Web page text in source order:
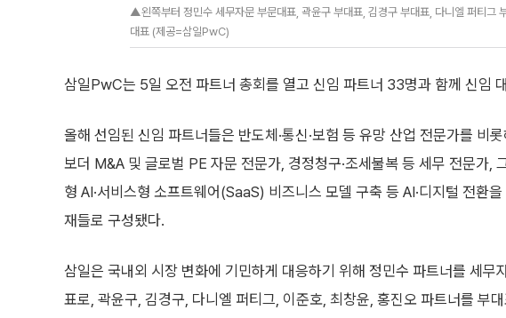
▲왼쪽부터 정민수 세무자문 부문대표, 곽윤구 부대표, 김경구 부대표, 다니엘 퍼티그
대표 (제공=삼일PwC)
삼일PwC는 5일 오전 파트너 총회를 열고 신임 파트너 33명과 함께 신임
올해 선임된 신임 파트너들은 반도체·통신·보험 등 유망 산업 전문가를 비
보더 M&A 및 글로벌 PE 자문 전문가, 경정청구·조세불복 등 세무 전문가,
형 AI·서비스형 소프트웨어(SaaS) 비즈니스 모델 구축 등 AI·디지털 전환을
재들로 구성됐다.
삼일은 국내외 시장 변화에 기민하게 대응하기 위해 정민수 파트너를 세무
표로, 곽윤구, 김경구, 다니엘 퍼티그, 이준호, 최창윤, 홍진오 파트너를 부